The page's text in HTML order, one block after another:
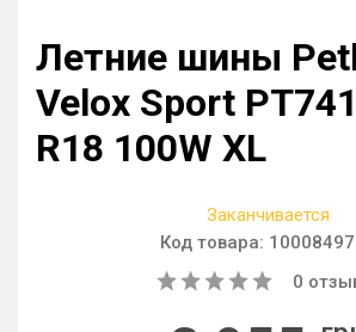
Летние шины
Velox Sport
R18 100W XL
Заканчивается
Код товара:
0